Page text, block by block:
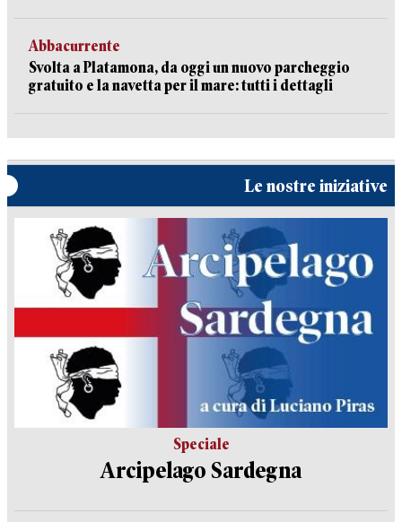
Abbacurrente
Svolta a Platamona, da oggi un nuovo parcheggio
gratuito e la navetta per il mare: tutti i dettagli
Le nostre iniziative
Speciale
Arcipelago Sardegna